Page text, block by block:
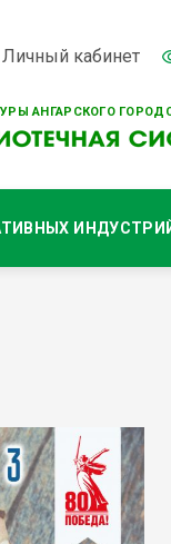
АНГАРСКОГО
Личный кабинет